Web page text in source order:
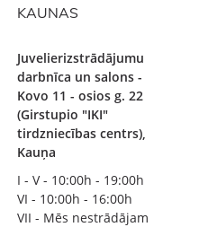
KAUNAS
Juvelierizstrādājumu
darbnīca un salons -
Kovo 11 - osios g. 22
(Girstupio "IKI"
tirdzniecības centrs),
Kauņa
I - V - 10:00h - 19:00h
VI - 10:00h - 16:00h
VII - Mēs nestrādājam